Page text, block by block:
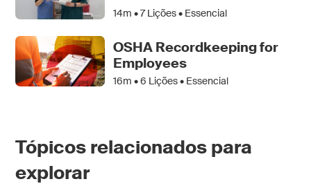
14m •7Lições • Essencial
OSHA Recordkeeping for
Employees
16m •6 Lições • Essencial
Tópicos relacionados para
explorar